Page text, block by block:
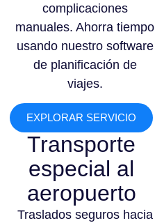
complicaciones
manuales. Ahorra tiempo
usando nuestro software
de planificación de
viajes.
EXPLORAR SERVICIO
Transporte
especial al
aeropuerto
Traslados seguros hacia